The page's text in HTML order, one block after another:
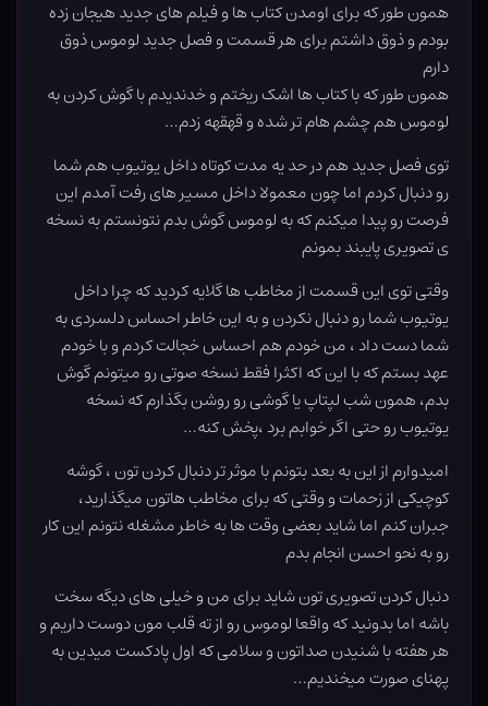
همون طور که برای اومدن کتاب ها و فیلم های جدید هیجان زده
بودم و ذوق داشتم برای هر قسمت و فصل جدید لوموس ذوق
دارم
همون طور که با کتاب ها اشک ریختم و خدندیدم با گوش کردن به
لوموس هم چشم هام تر شده و قهقهه زدم…
توی فصل جدید هم در حد یه مدت کوتاه داخل یوتیوب هم شما
رو دنبال کردم اما چون معمولا داخل مسیر های رفت آمدم این
فرصت رو پیدا میکنم که به لوموس گوش بدم نتونستم به نسخه
ی تصویری پایبند بمونم
وقتی توی این قسمت از مخاطب ها گلایه کردید که چرا داخل
یوتیوب شما رو دنبال نکردن و به این خاطر احساس دلسردی به
شما دست داد ، من خودم هم احساس خجالت کردم و با خودم
عهد بستم که با این که اکثرا فقط نسخه صوتی رو میتونم گوش
بدم، همون شب لپتاپ یا گوشی رو روشن بگذارم که نسخه
یوتیوب رو حتی اگر خوابم برد ،پخش کنه…
امیدوارم از این به بعد بتونم با موثر تر دنبال کردن تون ، گوشه
کوچیکی از زحمات و وقتی که برای مخاطب هاتون میگذارید،
جبران کنم اما شاید بعضی وقت ها به خاطر مشغله نتونم این کار
رو به نحو احسن انجام بدم
دنبال کردن تصویری تون شاید برای من و خیلی های دیگه سخت
باشه اما بدونید که واقعا لوموس رو از ته قلب مون دوست داریم و
هر هفته با شنیدن صداتون و سلامی که اول پادکست میدین به
پهنای صورت میخندیم…